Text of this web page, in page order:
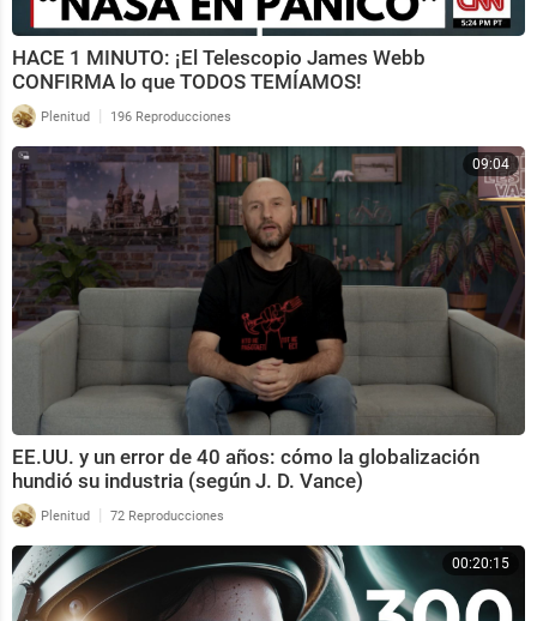
HACE 1 MINUTO: ¡El Telescopio James Webb
CONFIRMA lo que TODOS TEMÍAMOS!
Plenitud | 196 Reproducciones
09:04
EE.UU. y un error de 40 años: cómo la globalización
hundió su industria (según J. D. Vance)
Plenitud | 72 Reproducciones
00:20:15